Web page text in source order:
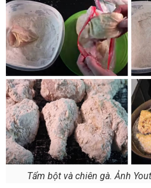
Tẩm bột và chiên gà. Ảnh